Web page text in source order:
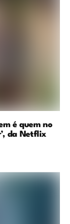
é quem no
da Netflix